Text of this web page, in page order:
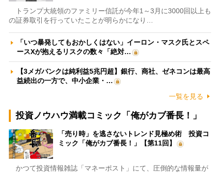
トランプ大統領のファミリー信託が今年1～3月に3000回以上も
の証券取引を行っていたことが明らかになり…
「いつ暴発してもおかしくはない」イーロン・マスク氏とスペ
ースXが抱えるリスクの数々「絶対…
【3メガバンクは純利益5兆円超】銀行、商社、ゼネコンは最高
益続出の一方で、中小企業・…
一覧を見る
投資ノウハウ満載コミック「俺がカブ番長！」
「売り時」を逃さないトレンド見極め術 投資コ
ミック「俺がカブ番長！」【第11回】
かつて投資情報雑誌「マネーポスト」にて、圧倒的な情報量が